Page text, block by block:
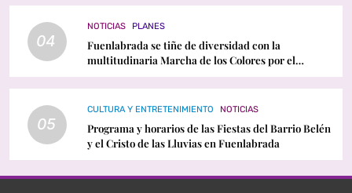
04
NOTICIAS PLANES
Fuenlabrada se tiñe de diversidad con la
multitudinaria Marcha de los Colores por el
Orgullo LGTBI
05
CULTURA Y ENTRETENIMIENTO NOTICIAS
Programa y horarios de las Fiestas del Barrio Belén
y el Cristo de las Lluvias en Fuenlabrada